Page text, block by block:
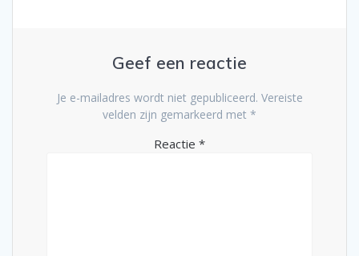
Geef een reactie
Je e-mailadres wordt niet gepubliceerd. Vereiste
velden zijn gemarkeerd met *
Reactie *